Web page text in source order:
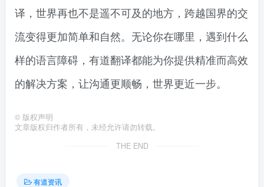
译，世界再也不是遥不可及的地方，跨越国界的交
流变得更加简单和自然。无论你在哪里，遇到什么
样的语言障碍，有道翻译都能为你提供精准而高效
的解决方案，让沟通更顺畅，世界更近一步。
© 版权声明
文章版权归作者所有，未经允许请勿转载。
THE END
有道资讯